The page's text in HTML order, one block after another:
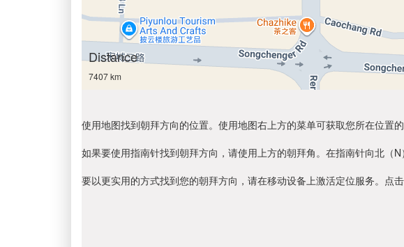
Distance
7407 km
使用地图找到朝拜方向的位置。使用地图右上方的菜单可获取您所在位置的
如果要使用指南针找到朝拜方向，请使用上方的朝拜角。在指南针向北
要以更实用的方式找到您的朝拜方向，请在移动设备上激活定位服务。点击